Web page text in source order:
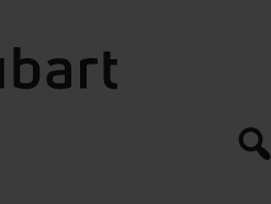
exibart.es